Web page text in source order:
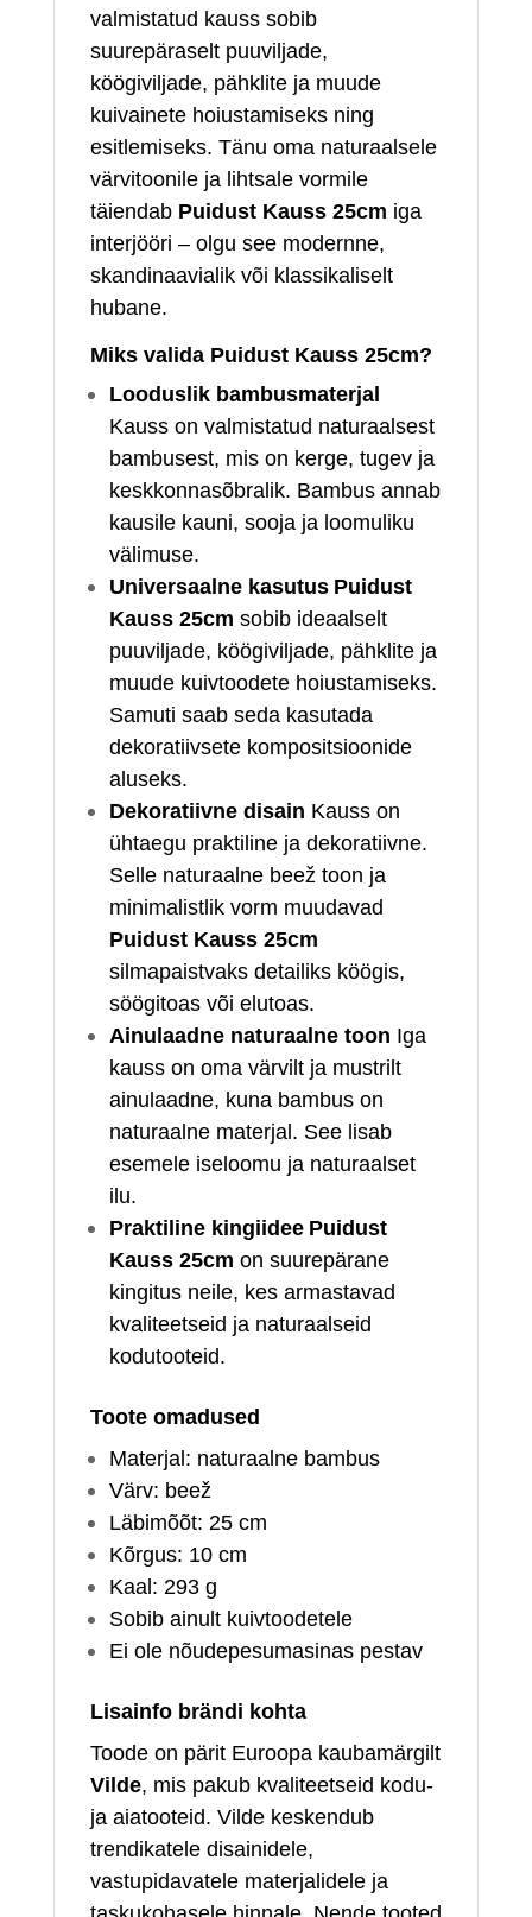
valmistatud kauss sobib
suurepäraselt puuviljade,
köögiviljade, pähklite ja muude
kuivainete hoiustamiseks ning
esitlemiseks. Tänu oma naturaalsele
värvitoonile ja lihtsale vormile
täiendab Puidust Kauss 25cm iga
interjööri – olgu see modernne,
skandinaavialik või klassikaliselt
hubane.
Miks valida Puidust Kauss 25cm?
Looduslik bambusmaterjal
Kauss on valmistatud naturaalsest
bambusest, mis on kerge, tugev ja
keskkonnasõbralik. Bambus annab
kausile kauni, sooja ja loomuliku
välimuse.
Universaalne kasutus Puidust
Kauss 25cm sobib ideaalselt
puuviljade, köögiviljade, pähklite ja
muude kuivtoodete hoiustamiseks.
Samuti saab seda kasutada
dekoratiivsete kompositsioonide
aluseks.
Dekoratiivne disain Kauss on
ühtaegu praktiline ja dekoratiivne.
Selle naturaalne beež toon ja
minimalistlik vorm muudavad
Puidust Kauss 25cm
silmapaistvaks detailiks köögis,
söögitoas või elutoas.
Ainulaadne naturaalne toon Iga
kauss on oma värvilt ja mustrilt
ainulaadne, kuna bambus on
naturaalne materjal. See lisab
esemele iseloomu ja naturaalset
ilu.
Praktiline kingiidee Puidust
Kauss 25cm on suurepärane
kingitus neile, kes armastavad
kvaliteetseid ja naturaalseid
kodutooteid.
Toote omadused
Materjal: naturaalne bambus
Värv: beež
Läbimõõt: 25 cm
Kõrgus: 10 cm
Kaal: 293 g
Sobib ainult kuivtoodetele
Ei ole nõudepesumasinas pestav
Lisainfo brändi kohta
Toode on pärit Euroopa kaubamärgilt
Vilde, mis pakub kvaliteetseid kodu-
ja aiatooteid. Vilde keskendub
trendikatele disainidele,
vastupidavatele materjalidele ja